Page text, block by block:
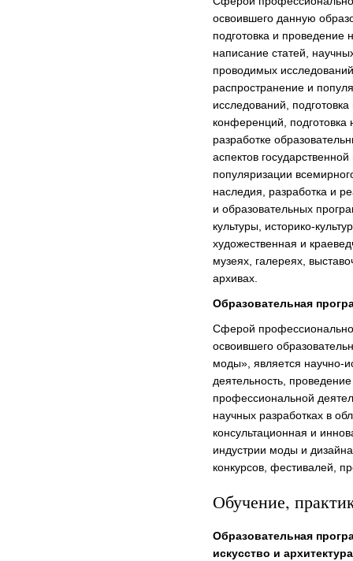
освоившего данную
подготовка и проведение
написание статей,
проводимых
распространение и
исследований,
конференций, подготовка
разработке
аспектов
популяризации
наследия, разработка и
и образовательных
культуры, историко-
художественная и
музеях, галереях,
архивах.
Образовательная
Сферой
освоившего
моды», является научно-
деятельность,
профессиональной
научных разработках в
консультационная и
индустрии моды и
конкурсов, фестивалей,
Обучение,
Образовательная
искусство и